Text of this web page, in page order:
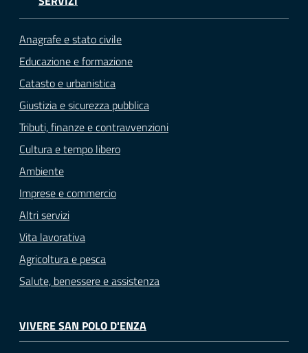
Anagrafe e stato civile
Educazione e formazione
Catasto e urbanistica
Giustizia e sicurezza pubblica
Tributi, finanze e contravvenzioni
Cultura e tempo libero
Ambiente
Imprese e commercio
Altri servizi
Vita lavorativa
Agricoltura e pesca
Salute, benessere e assistenza
VIVERE SAN POLO D'ENZA